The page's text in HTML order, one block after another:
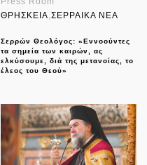
ΘΡΗΣΚΕΙΑ,ΣΕΡΡΑΙΚΑ ΝΕΑ
Σερρών Θεολόγος: «Εννοούντες
τα σημεία των καιρών, ας
ελκύσουμε, διά της μετανοίας, το
έλεος του Θεού»